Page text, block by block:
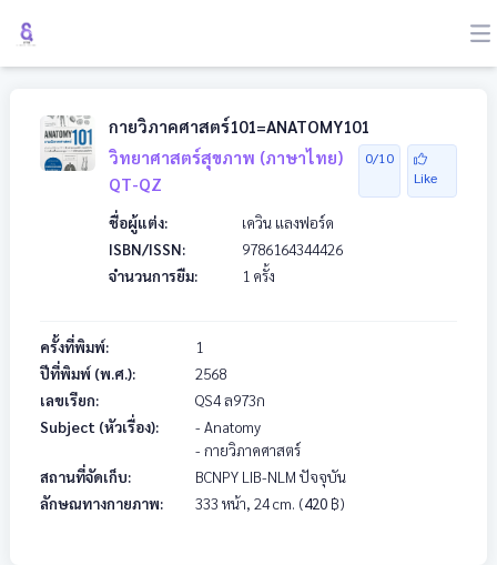
กายวิภาคศาสตร์101=ANATOMY101
วิทยาศาสตร์สุขภาพ (ภาษาไทย)
QT-QZ
0/10
Like
ชื่อผู้แต่ง:
เควิน แลงฟอร์ด
ISBN/ISSN:
9786164344426
จำนวนการยืม:
1 ครั้ง
ครั้งที่พิมพ์:
1
ปีที่พิมพ์ (พ.ศ.):
2568
เลขเรียก:
QS4ล973ก
Subject (หัวเรื่อง):
- Anatomy
- กายวิภาคศาสตร์
สถานที่จัดเก็บ:
BCNPY LIB-NLM ปัจจุบัน
ลักษณทางกายภาพ:
333 หน้า, 24 cm. (420 ฿)